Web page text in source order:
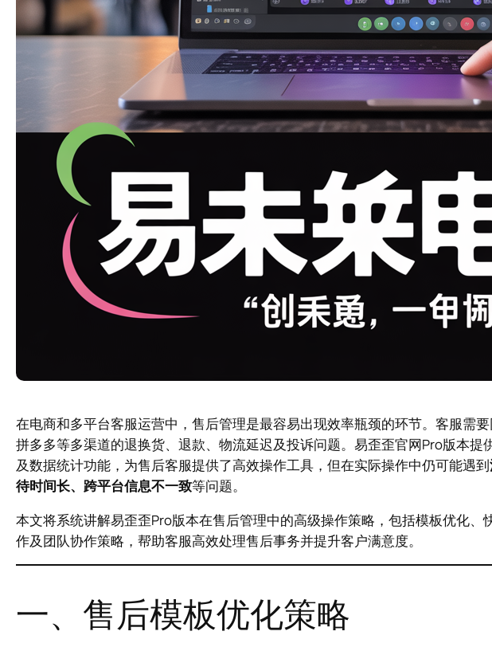
在电商和多平台客服运营中，售后管理是最容易出现效率瓶颈的环节。客服需要
拼多多等多渠道的退换货、退款、物流延迟及投诉问题。易歪歪官网Pro版本提
及数据统计功能，为售后客服提供了高效操作工具，但在实际操作中仍可能遇到
待时间长、跨平台信息不一致等问题。
本文将系统讲解易歪歪Pro版本在售后管理中的高级操作策略，包括模板优化、
作及团队协作策略，帮助客服高效处理售后事务并提升客户满意度。
一、售后模板优化策略